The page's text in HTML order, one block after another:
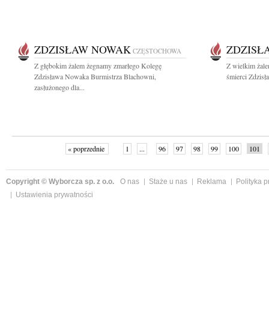
ZDZISŁAW NOWAK CZĘSTOCHOWA
Z głębokim żalem żegnamy zmarłego Kolegę
Zdzisława Nowaka Burmistrza Blachowni,
zasłużonego dla...
Z wielkim
śmierci
« poprzednie 1 ... 96 97 98 99 100 101
Copyright © Wyborcza sp. z o.o. O nas Staże u nas Reklama
Polityka
Ustawienia prywatności